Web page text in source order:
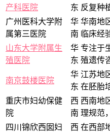
产科医院
东 反复种
广州医科大学附
属第三医院
华
南
华南地
临床经
山东大学附属生
殖医院
华
东
专注于
殖遗传
南京鼓楼医院
华
东
江苏地
在胚胎
重庆市妇幼保健
院
西
南
西南地
理规范
四川锦欣西囡妇
西 在西部